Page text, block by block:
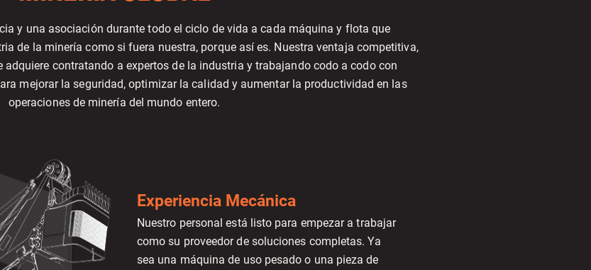
y una asociación durante todo el ciclo de vida a cada máquina y flota que
de la minería como si fuera nuestra, porque así es. Nuestra ventaja competitiva,
adquiere contratando a expertos de la industria y trabajando codo a codo con
mejorar la seguridad, optimizar la calidad y aumentar la productividad en las
operaciones de minería del mundo entero.
Experiencia Mecánica
Nuestro personal está listo para empezar a trabajar
como su proveedor de soluciones completas. Ya
sea una máquina de uso pesado o una pieza de